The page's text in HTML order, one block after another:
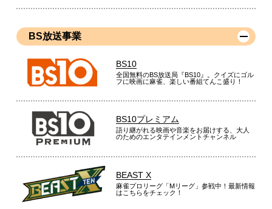
BS放送事業
BS10
全国無料のBS放送局『BS10』。クイズにゴル
フに映画に麻雀、楽しい番組てんこ盛り！
BS10プレミアム
語り継がれる映画や音楽をお届けする、大人
のためのエンタテインメントチャンネル
BEAST X
麻雀プロリーグ「Mリーグ」参戦中！最新情報
はこちらをチェック！